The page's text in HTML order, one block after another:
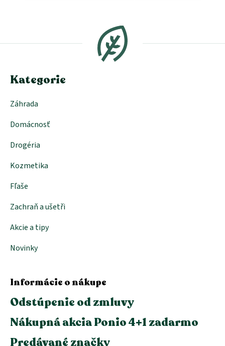
ä
Kategorie
Záhrada
Domácnosť
Drogéria
Kozmetika
Fľaše
Zachraň a ušetři
Akcie a tipy
Novinky
Informácie o nákupe
Odstúpenie od zmluvy
Nákupná akcia Ponio 4+1 zadarmo
Predávané značky